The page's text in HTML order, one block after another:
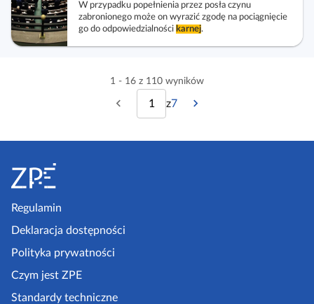
W przypadku popełnienia przez posła czynu
zabronionego może on wyrazić zgodę na pociągnięcie
go do odpowiedzialności karnej.
1 - 16 z 110 wyników
P
d
n
a
p
s
z7
N
Regulamin
Deklaracja dostępności
Polityka prywatności
Czym jest ZPE
Standardy techniczne